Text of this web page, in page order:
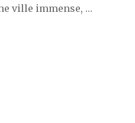
ville immense, …
que personne TSA »